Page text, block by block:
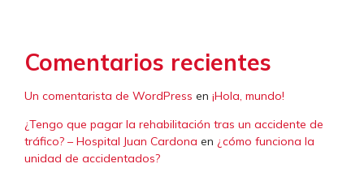
Comentarios recientes
Un comentarista de WordPress en ¡Hola, mundo!
¿Tengo que pagar la rehabilitación tras un accidente de
tráfico? – Hospital Juan Cardona en ¿cómo funciona la
unidad de accidentados?